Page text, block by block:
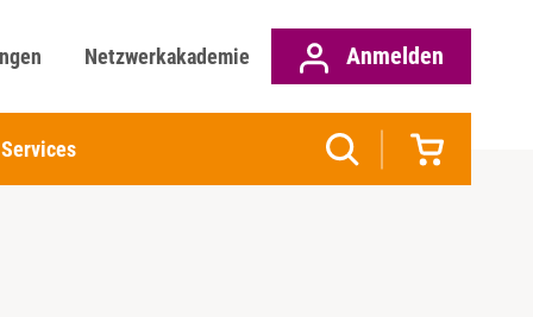
Netzwerkakademie Anmelden
Services